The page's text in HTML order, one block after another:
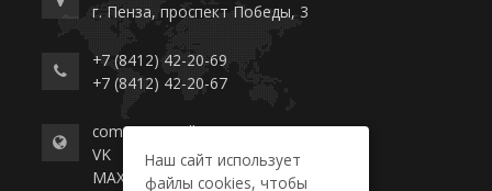
г. Пенза, проспект Победы, 3
+7 (8412) 42-20-69
+7 (8412) 42-20-67
commerce-college.ru
VK
MAX
Наш сайт использует
файлы cookies, чтобы